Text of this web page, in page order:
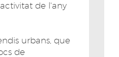
de l'any
urbans, que
de